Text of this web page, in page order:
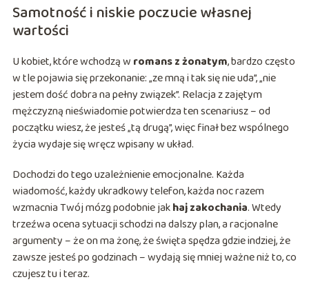
Samotność i niskie poczucie własnej
wartości
U kobiet, które wchodzą w romans z żonatym, bardzo często
w tle pojawia się przekonanie: „ze mną i tak się nie uda”, „nie
jestem dość dobra na pełny związek”. Relacja z zajętym
mężczyzną nieświadomie potwierdza ten scenariusz – od
początku wiesz, że jesteś „tą drugą”, więc finał bez wspólnego
życia wydaje się wręcz wpisany w układ.
Dochodzi do tego uzależnienie emocjonalne. Każda
wiadomość, każdy ukradkowy telefon, każda noc razem
wzmacnia Twój mózg podobnie jakhaj zakochania. Wtedy
trzeźwa ocena sytuacji schodzi na dalszy plan, a racjonalne
argumenty – że on ma żonę, że święta spędza gdzie indziej, że
zawsze jesteś po godzinach – wydają się mniej ważne niż to, co
czujesz tu i teraz.